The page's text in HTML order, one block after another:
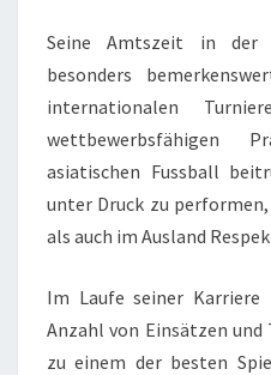
Seine Amtszeit in der
besonders
internationalen
wettbewerbsfähigen
asiatischen Fussball
unter Druck zu
als auch im Ausland
Im Laufe seiner
Anzahl von Einsätzen
zu einem der besten